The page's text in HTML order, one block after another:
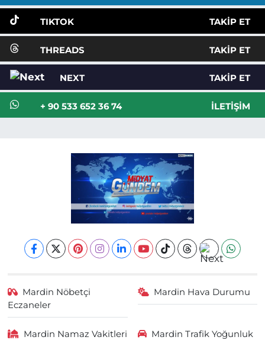
TIKTOK TAKIP ET
THREADS TAKIP ET
NEXT TAKIP ET
+ 90 533 652 36 74 İLETIŞIM
Mardin Nöbetçi
Eczaneler
Mardin Hava Durumu
Mardin Namaz Vakitleri
Mardin Trafik Yoğunluk